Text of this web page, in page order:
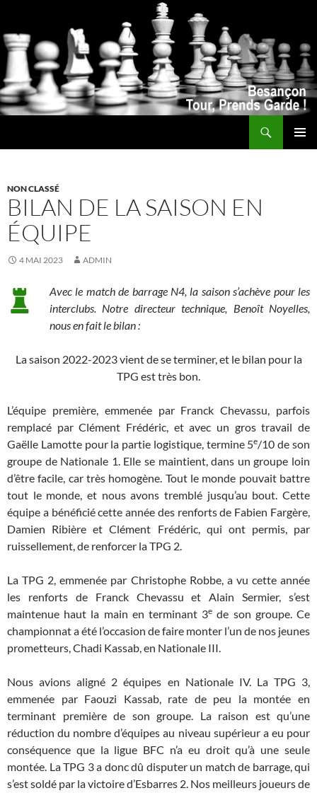
NON CLASSÉ
BILAN DE LA SAISON EN
ÉQUIPE
4 MAI 2023 ADMIN
Avec le match de barrage N4, la saison s’achève pour les
interclubs. Notre directeur technique, Benoît Noyelles,
nous en fait le bilan :
La saison 2022-2023 vient de se terminer, et le bilan pour la
TPG est très bon.
L’équipe première, emmenée par Franck Chevassu, parfois
remplacé par Clément Frédéric, et avec un gros travail de
Gaëlle Lamotte pour la partie logistique, termine 5e/10 de son
groupe de Nationale 1. Elle se maintient, dans un groupe loin
d’être facile, car très homogène. Tout le monde pouvait battre
tout le monde, et nous avons tremblé jusqu’au bout. Cette
équipe a bénéficié cette année des renforts de Fabien Fargère,
Damien Ribière et Clément Frédéric, qui ont permis, par
ruissellement, de renforcer la TPG 2.
La TPG 2, emmenée par Christophe Robbe, a vu cette année
les renforts de Franck Chevassu et Alain Sermier, s’est
maintenue haut la main en terminant 3e de son groupe. Ce
championnat a été l’occasion de faire monter l’un de nos jeunes
prometteurs, Chadi Kassab, en Nationale III.
Nous avions aligné 2 équipes en Nationale IV. La TPG 3,
emmenée par Faouzi Kassab, rate de peu la montée en
terminant première de son groupe. La raison est qu’une
réduction du nombre d’équipes au niveau supérieur a eu pour
conséquence que la ligue BFC n’a eu droit qu’à une seule
montée. La TPG 3 a donc dû disputer un match de barrage, qui
s’est soldé par la victoire d’Esbarres 2. Nos meilleurs joueurs de